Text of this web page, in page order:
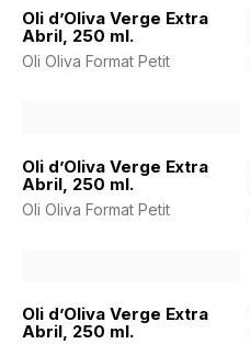
Oli d’Oliva Verge Extra
Abril, 250 ml.
Oli Oliva Format Petit
Oli d’Oliva Verge Extra
Abril, 250 ml.
Oli Oliva Format Petit
Oli d’Oliva Verge Extra
Abril, 250 ml.